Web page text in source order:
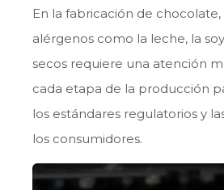
En la fabricación de
alérgenos como la leche, la
secos requiere una atención
cada etapa de la producción
los estándares regulatorios y
los consumidores.